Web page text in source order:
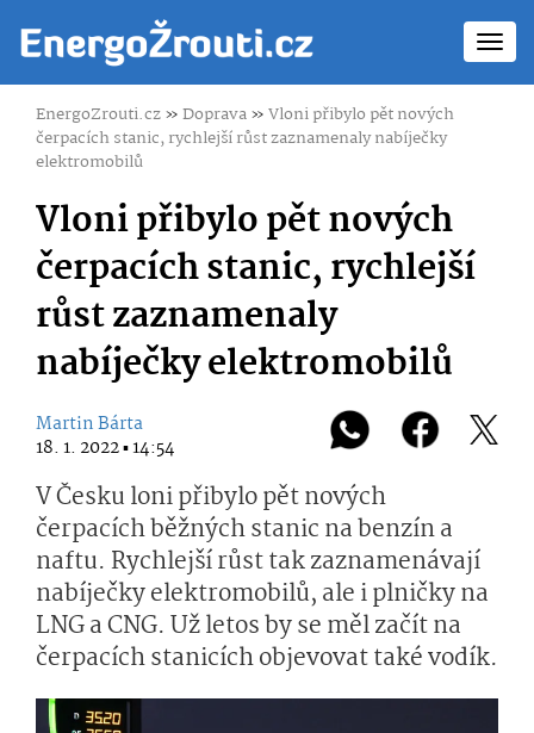
EnergoZrouti.cz»Doprava»Vloni přibylo pět nových
čerpacích stanic, rychlejší růst zaznamenaly nabíječky
elektromobilů
Vloni přibylo pět nových
čerpacích stanic, rychlejší
růst zaznamenaly
nabíječky elektromobilů
Martin Bárta
18. 1. 2022 ▪ 14:54
V Česku loni přibylo pět nových
čerpacích běžných stanic na benzín a
naftu. Rychlejší růst tak zaznamenávají
nabíječky elektromobilů, ale i plničky na
LNG a CNG. Už letos by se měl začít na
čerpacích stanicích objevovat také vodík.